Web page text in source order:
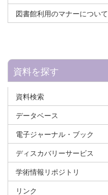
図書館利用のマナーについて
資料を探す
資料検索
データベース
電子ジャーナル・ブック
ディスカバリーサービス
学術情報リポジトリ
リンク